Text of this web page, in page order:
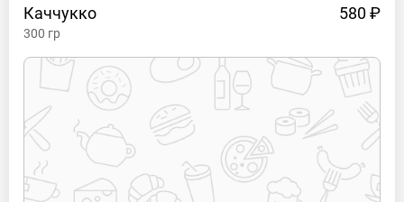
Каччукко
580 ₽
300 гр